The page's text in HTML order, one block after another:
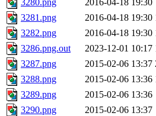
3280.png
2016-04-18 19:30
3281.png
2016-04-18 19:30
3282.png
2016-04-18 19:30
3286.png.out
2023-12-01 10:17
3287.png
2015-02-06 13:37
3288.png
2015-02-06 13:36
3289.png
2015-02-06 13:36
3290.png
2015-02-06 13:37